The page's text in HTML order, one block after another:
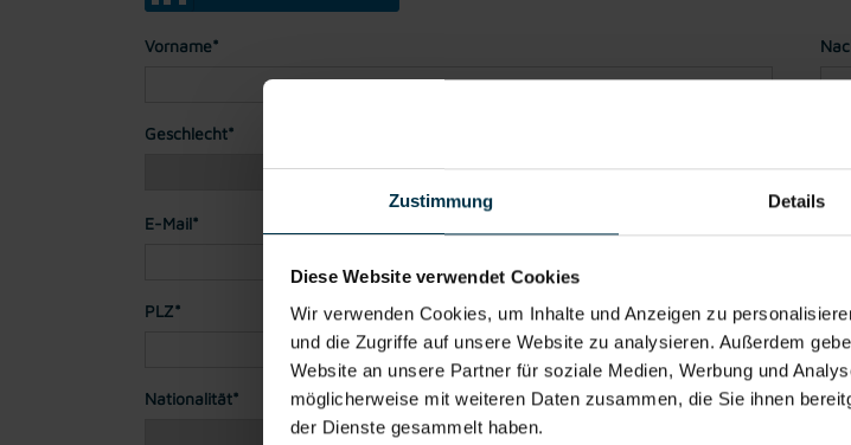
Zustimmung Details
Diese Website verwendet Cookies
Wir verwenden Cookies, um Inhalte und Anzeigen zu
und die Zugriffe auf unsere Website zu analysieren. Außerdem
Website an unsere Partner für soziale Medien, Werbung und
möglicherweise mit weiteren Daten zusammen, die Sie ihnen
der Dienste gesammelt haben.
Vorname*
Geschlecht*
E-Mail*
PLZ* Stadt*
Nationalität*